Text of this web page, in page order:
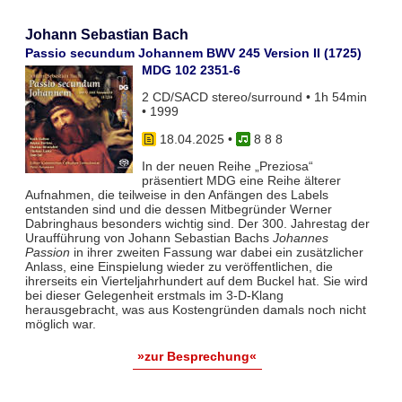
Johann Sebastian Bach
Passio secundum Johannem BWV 245 Version II (1725)
MDG 102 2351-6
2 CD/SACD stereo/surround • 1h 54min
• 1999
18.04.2025•
8 8 8
In der neuen Reihe „Preziosa“
präsentiert MDG eine Reihe älterer
Aufnahmen, die teilweise in den Anfängen des Labels
entstanden sind und die dessen Mitbegründer Werner
Dabringhaus besonders wichtig sind. Der 300. Jahrestag der
Uraufführung von Johann Sebastian Bachs Johannes
Passion in ihrer zweiten Fassung war dabei ein zusätzlicher
Anlass, eine Einspielung wieder zu veröffentlichen, die
ihrerseits ein Vierteljahrhundert auf dem Buckel hat. Sie wird
bei dieser Gelegenheit erstmals im 3-D-Klang
herausgebracht, was aus Kostengründen damals noch nicht
möglich war.
»zur Besprechung«